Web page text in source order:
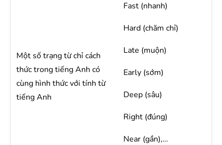
Một số trạng từ chỉ cách
thức trong tiếng Anh có
cùng hình thức với tính từ
tiếng Anh
Fast (nhanh)
Hard (chăm chỉ)
Late (muộn)
Early (sớm)
Deep (sâu)
Right (đúng)
Near (gần),…